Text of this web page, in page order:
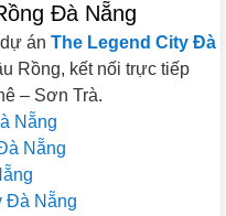
Đà Nẵng
án The Legend City Đà
Rồng, kết nối trực tiếp
– Sơn Trà.
Nẵng
Nẵng
Đà Nẵng